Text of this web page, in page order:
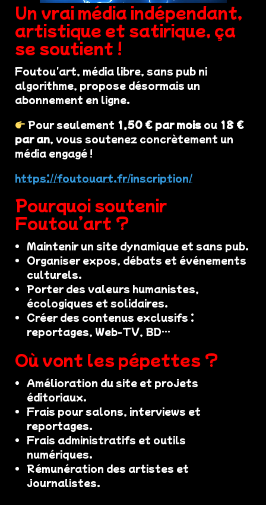
Un vrai média indépendant,
artistique et satirique, ça
se soutient !
Foutou'art, média libre, sans pub ni
algorithme, propose désormais un
abonnement en ligne.
Pour seulement 1,50 € par mois ou 18 €
par an, vous soutenez concrètement un
média engagé !
https://foutouart.fr/inscription/
Pourquoi soutenir
Foutou’art ?
Maintenir un site dynamique et sans pub.
Organiser expos, débats et événements
culturels.
Porter des valeurs humanistes,
écologiques et solidaires.
Créer des contenus exclusifs :
reportages, Web-TV, BD…
Où vont les pépettes ?
Amélioration du site et projets
éditoriaux.
Frais pour salons, interviews et
reportages.
Frais administratifs et outils
numériques.
Rémunération des artistes et
journalistes.